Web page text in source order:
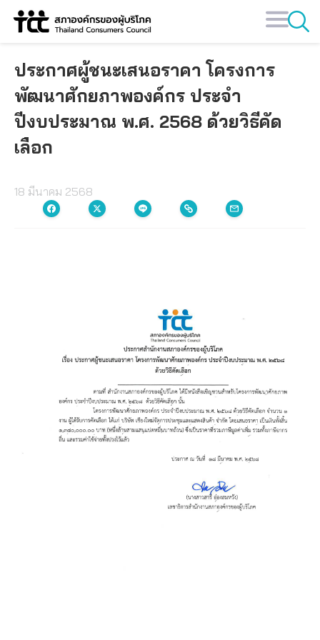
Skip
ประกาศผู้ชนะเสนอราคา โครงการ
พัฒนาศักยภาพองค์กร ประจำ
ปีงบประมาณ พ.ศ. 2568 ด้วยวิธีคัด
เลือก
18 มีนาคม 2568